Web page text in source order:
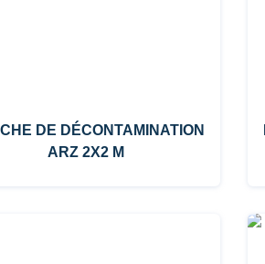
DE DÉCONTAMINATION
ARZ 2X2 M